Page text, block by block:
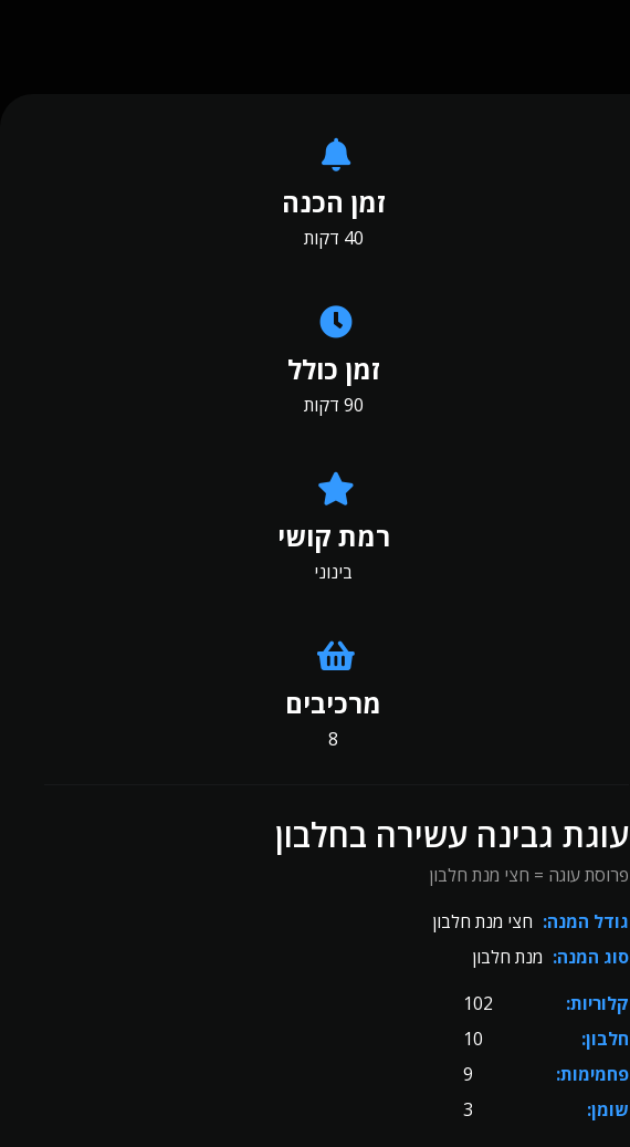
זמן הכנה
40 דקות
זמן כולל
90 דקות
רמת קושי
בינוני
מרכיבים
8
עוגת גבינה עשירה בחלבון
פרוסת עוגה = חצי מנת חלבון
גודל המנה: חצי מנת חלבון
סוג המנה: מנת חלבון
קלוריות:
102
חלבון:
10
פחמימות:
9
שומן:
3